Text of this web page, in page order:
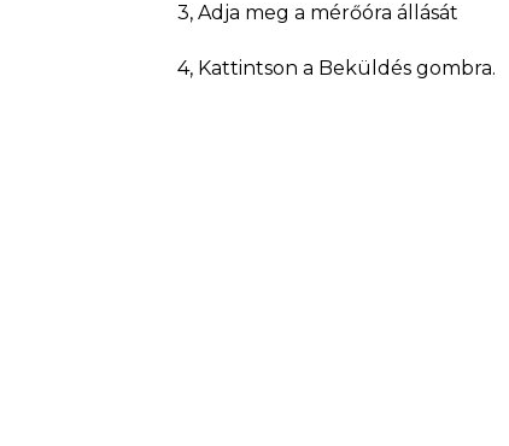
3, Adja meg a mérőóra állását
4, Kattintson a Beküldés gombra.